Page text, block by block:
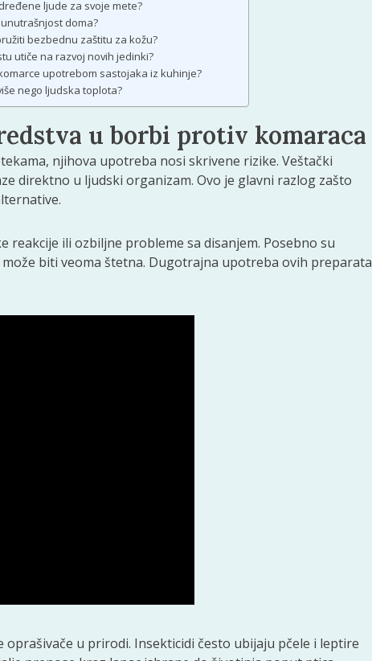
ljude za svoje mete?
doma?
bezbednu zaštitu za kožu?
utiče na razvoj novih jedinki?
upotrebom sastojaka iz kuhinje?
nego ljudska toplota?
u borbi protiv komaraca
njihova upotreba nosi skrivene rizike. Veštački
direktno u ljudski organizam. Ovo je glavni razlog zašto
ili ozbiljne probleme sa disanjem. Posebno su
biti veoma štetna. Dugotrajna upotreba ovih preparata
u prirodi. Insekticidi često ubijaju pčele i leptire